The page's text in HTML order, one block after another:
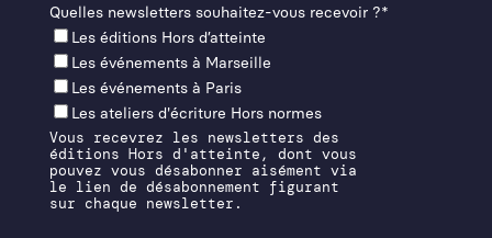
Quelles newslet­ters souhaitez-vous recevoir ?*
Les éditions Hors d’at­teinte
Les événements à Mar­seille
Les événements à Paris
Les ateliers d'écriture Hors normes
Vous recevrez les newsletters des
éditions Hors d'atteinte, dont vous
pouvez vous désabonner aisément via
le lien de désabonnement figurant
sur chaque newsletter.